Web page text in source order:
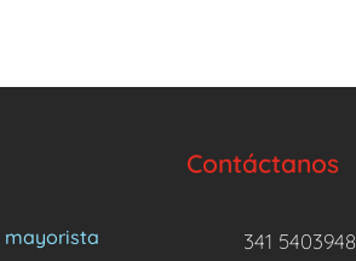
mayorista
Contáctanos
341 5403948